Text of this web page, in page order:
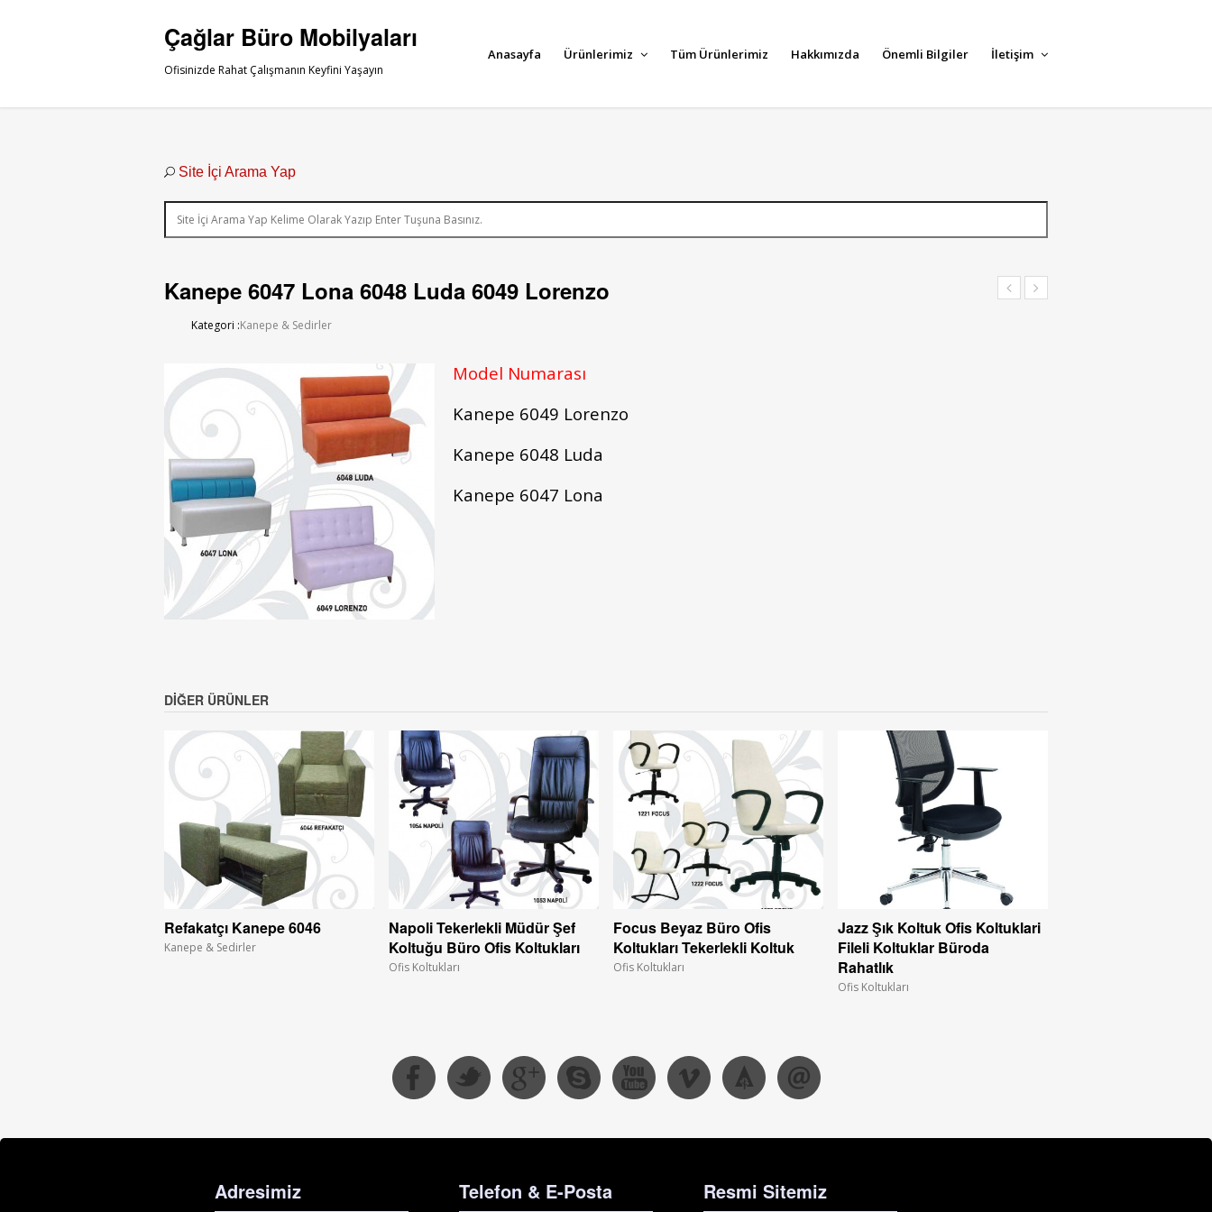
Çağlar Büro Mobilyaları
Ofisinizde Rahat Çalışmanın Keyfini Yaşayın
Anasayfa Ürünlerimiz Tüm Ürünlerimiz Hakkımızda Önemli Bilgiler İletişim
Site İçi Arama Yap
Kanepe 6047 Lona 6048 Luda 6049 Lorenzo
Kategori :Kanepe & Sedirler
Model Numarası
Kanepe 6049 Lorenzo
Kanepe 6048 Luda
Kanepe 6047 Lona
DIĞER ÜRÜNLER
Refakatçı Kanepe 6046
Kanepe & Sedirler
Napoli Tekerlekli Müdür Şef
Koltuğu Büro Ofis Koltukları
Ofis Koltukları
Focus Beyaz Büro Ofis
Koltukları Tekerlekli Koltuk
Ofis Koltukları
Jazz Şık Koltuk Ofis Koltuklari
Fileli Koltuklar Büroda
Rahatlık
Ofis Koltukları
Adresimiz Telefon & E-Posta Resmi Sitemiz